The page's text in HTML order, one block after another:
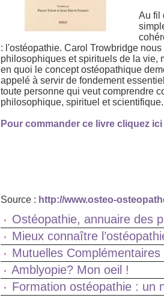
Au fil
: l'ostéopathie. Carol Trowbridge
philosophiques et spirituels de la vie,
en quoi le concept ostéopathique
appelé à servir de fondement
toute personne qui veut comprendre
philosophique, spirituel et scientifique.
Pour commander ce livre cliquez ici
Source : http://www.osteo-
Ostéopathie, annuaire des
Mieux connaître
Mutuelles
Amblyopie? Mon oeil !
Formation ostéopathie : un